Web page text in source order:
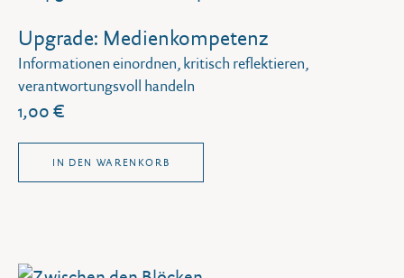
Upgrade: Medienkompetenz
Informationen einordnen, kritisch reflektieren,
verantwortungsvoll handeln
1,00 €
IN DEN WARENKORB